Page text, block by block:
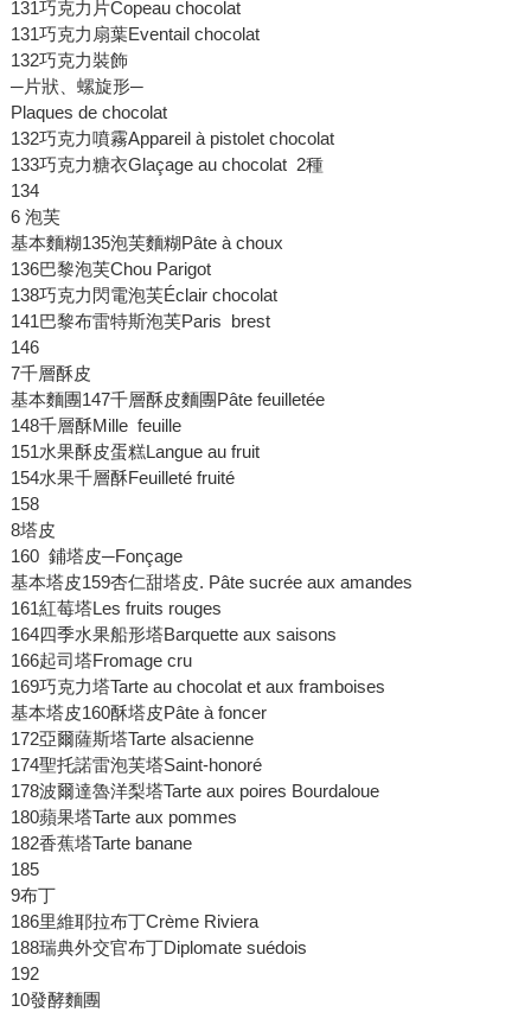
131巧克力片Copeau chocolat
131巧克力扇葉Eventail chocolat
132巧克力裝飾
─片狀、螺旋形─
Plaques de chocolat
132巧克力噴霧Appareil à pistolet chocolat
133巧克力糖衣Glaçage au chocolat 2種
134
6 泡芙
基本麵糊135泡芙麵糊Pâte à choux
136巴黎泡芙Chou Parigot
138巧克力閃電泡芙Éclair chocolat
141巴黎布雷特斯泡芙Paris brest
146
7千層酥皮
基本麵團147千層酥皮麵團Pâte feuilletée
148千層酥Mille feuille
151水果酥皮蛋糕Langue au fruit
154水果千層酥Feuilleté fruité
158
8塔皮
160 鋪塔皮─Fonçage
基本塔皮159杏仁甜塔皮. Pâte sucrée aux amandes
161紅莓塔Les fruits rouges
164四季水果船形塔Barquette aux saisons
166起司塔Fromage cru
169巧克力塔Tarte au chocolat et aux framboises
基本塔皮160酥塔皮Pâte à foncer
172亞爾薩斯塔Tarte alsacienne
174聖托諾雷泡芙塔Saint-honoré
178波爾達魯洋梨塔Tarte aux poires Bourdaloue
180蘋果塔Tarte aux pommes
182香蕉塔Tarte banane
185
9布丁
186里維耶拉布丁Crème Riviera
188瑞典外交官布丁Diplomate suédois
192
10發酵麵團